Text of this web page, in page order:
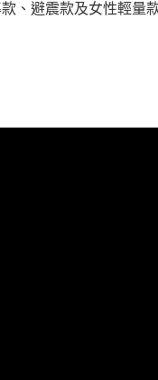
、避震款及女性輕量